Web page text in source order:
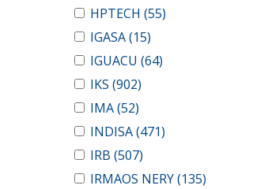
HPTECH (55)
IGASA(15)
IGUACU (64)
IKS (902)
IMA(52)
INDISA(471)
IRB (507)
IRMAOS NERY(135)